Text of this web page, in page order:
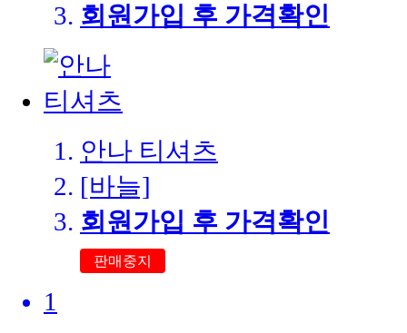
회원가입 후 가격확인
안나 티셔츠
[바늘]
회원가입 후 가격확인
판매중지
1